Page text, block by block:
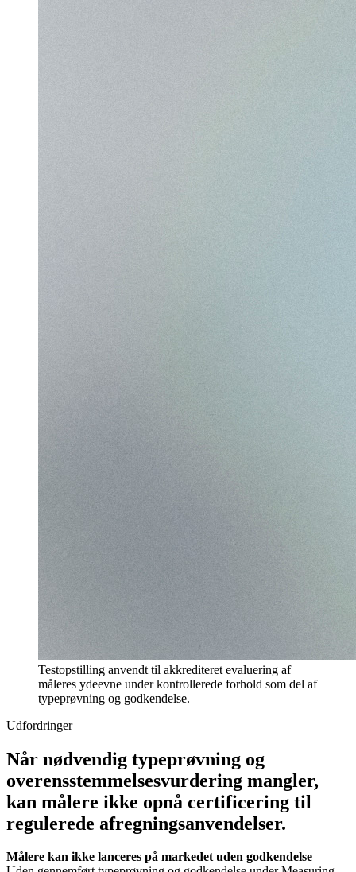
Testopstilling anvendt til akkrediteret evaluering af
måleres ydeevne under kontrollerede forhold som del af
typeprøvning og godkendelse.
Udfordringer
Når nødvendig typeprøvning og
overensstemmelsesvurdering mangler,
kan målere ikke opnå certificering til
regulerede afregningsanvendelser.
Målere kan ikke lanceres på markedet uden godkendelse